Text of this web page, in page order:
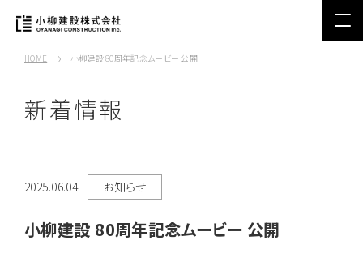
HOME 小柳建設 80周年記念ムービー 公開
新着情報
2025.06.04 お知らせ
小柳建設 80周年記念ムービー 公開